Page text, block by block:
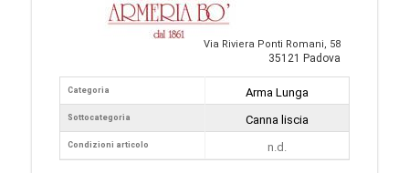
Via Riviera Ponti Romani, 58
35121 Padova
Categoria
Sottocategoria
Condizioni articolo
Arma Lunga
Canna liscia
n.d.